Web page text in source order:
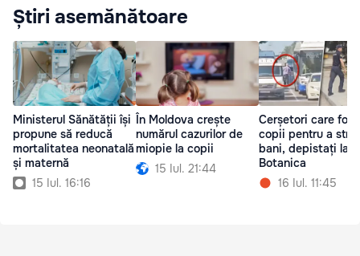
Știri asemănătoare
Ministerul Sănătății își
propune să reducă
mortalitatea neonatală
și maternă
15 Iul. 16:16
În Moldova crește
numărul cazurilor de
miopie la copii
15 Iul. 21:44
Cerșetori care
copii pentru a
bani, depistați la
Botanica
16 Iul. 11:45